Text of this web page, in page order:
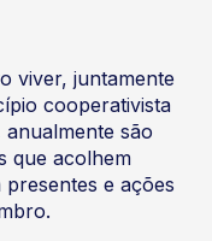
viver, juntamente
cooperativista
anualmente são
que acolhem
e ações